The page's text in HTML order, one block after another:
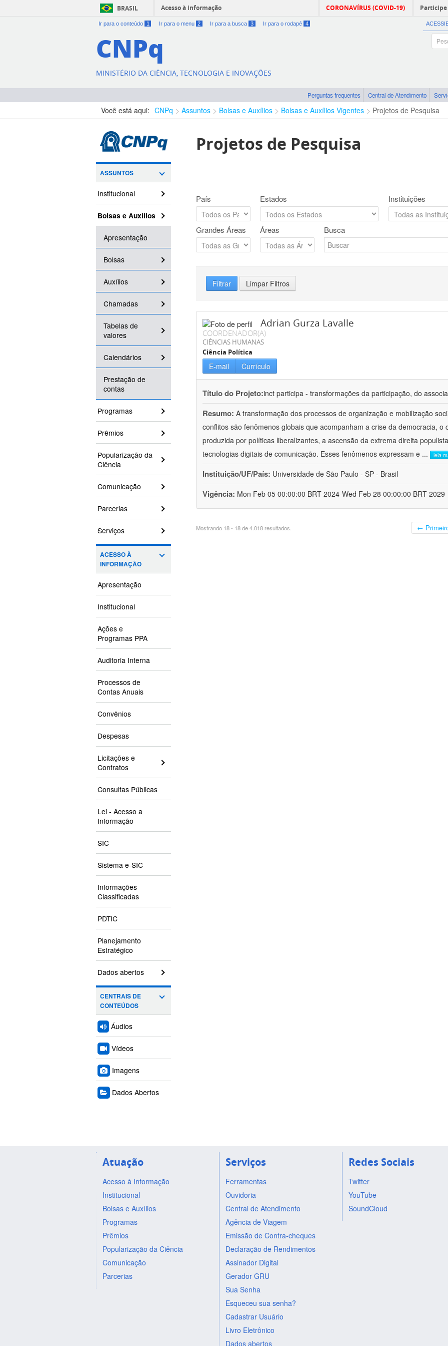
BRASIL Acesso à informação CORONAVÍRUS (COVID-19) Participe
Ir para o conteúdo 1 Ir para o menu 2 Ir para a busca 3 Ir para o rodapé 4
CNPq
MINISTÉRIO DA CIÊNCIA, TECNOLOGIA E INOVAÇÕES
Perguntas frequentes Central de Atendimento
Você está aqui: CNPq Assuntos Bolsas e Auxílios Bolsas e Auxílios Vigentes Projetos de Pesquisa
ASSUNTOS
Institucional
Bolsas e Auxílios
Apresentação
Bolsas
Auxílios
Chamadas
Tabelas de
valores
Calendários
Prestação de
contas
Programas
Prêmios
Popularização da
Ciência
Comunicação
Parcerias
Serviços
ACESSO À
INFORMAÇÃO
Apresentação
Institucional
Ações e
Programas PPA
Auditoria Interna
Processos de
Contas Anuais
Convênios
Despesas
Licitações e
Contratos
Consultas Públicas
Lei - Acesso a
Informação
SIC
Sistema e-SIC
Informações
Classificadas
PDTIC
Planejamento
Estratégico
Dados abertos
CENTRAIS DE
CONTEÚDOS
Áudios
Vídeos
Imagens
Dados Abertos
Projetos de Pesquisa
País Estados Instituições
Grandes Áreas Áreas Busca
Filtrar Limpar Filtros
Adrian Gurza Lavalle
COORDENADOR(A)
CIÊNCIAS HUMANAS
Ciência Política
E-mail Currículo
Título do Projeto:inct participa - transformações da participação, do
Resumo: A transformação dos processos de organização e mobilização
conflitos são fenômenos globais que acompanham a crise da democracia, o
produzida por políticas liberalizantes, a ascensão da extrema direita
tecnologias digitais de comunicação. Esses fenômenos expressam e ... leia
Instituição/UF/País: Universidade de São Paulo - SP - Brasil
Vigência: Mon Feb 05 00:00:00 BRT 2024-Wed Feb 28 00:00:00 BRT 2029
Mostrando 18 - 18 de 4.018 resultados. ←
Atuação
Acesso à Informação
Institucional
Bolsas e Auxílios
Programas
Prêmios
Popularização da Ciência
Comunicação
Parcerias
Serviços
Ferramentas
Ouvidoria
Central de Atendimento
Agência de Viagem
Emissão de Contra-cheques
Declaração de Rendimentos
Assinador Digital
Gerador GRU
Sua Senha
Esqueceu sua senha?
Cadastrar Usuário
Livro Eletrônico
Dados abertos
Redes Sociais
Twitter
YouTube
SoundCloud